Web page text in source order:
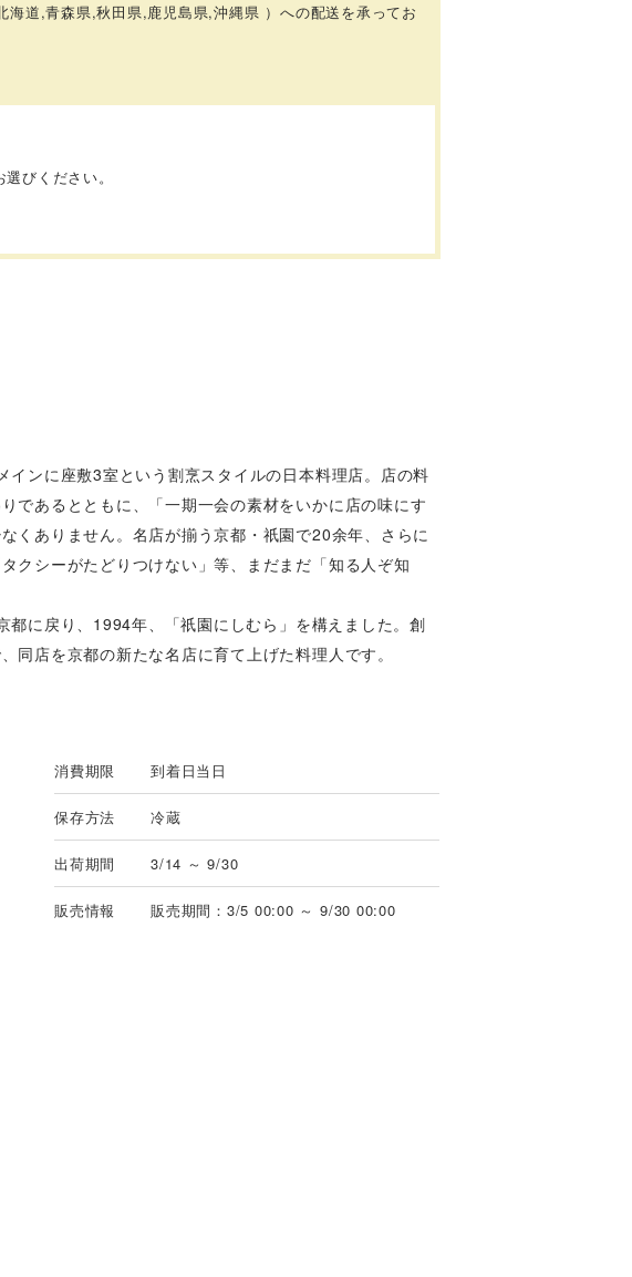
北海道,青森県,秋田県,鹿児島県,沖縄県 ）への配送を承ってお
びください。
ンに座敷3室という割烹スタイルの日本料理店。店の料
であるとともに、「一期一会の素材をいかに店の味にす
くありません。名店が揃う京都・祇園で20余年、さらに
クシーがたどりつけない」等、まだまだ「知る人ぞ知
に戻り、1994年、「祇園にしむら」を構えました。創
店を京都の新たな名店に育て上げた料理人です。
消費期限 到着日当日
保存方法 冷蔵
出荷期間 3/14 ～ 9/30
販売情報 販売期間：3/5 00:00 ～ 9/30 00:00